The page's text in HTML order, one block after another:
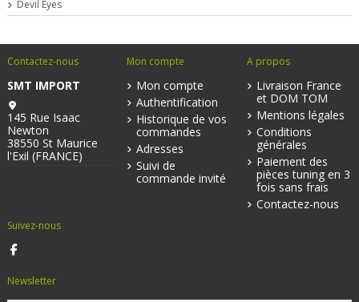
Devil Eyes
Contactez-nous
SMT IMPORT
145 Rue Isaac
Newton
38550 St Maurice
l'Exil (FRANCE)
Mon compte
Mon compte
Authentification
Historique de vos
commandes
Adresses
Suivi de
commande invité
A propos
Livraison France
et DOM TOM
Mentions légales
Conditions
générales
Paiement des
pièces tuning en 3
fois sans frais
Contactez-nous
Suivez-nous
Newsletter